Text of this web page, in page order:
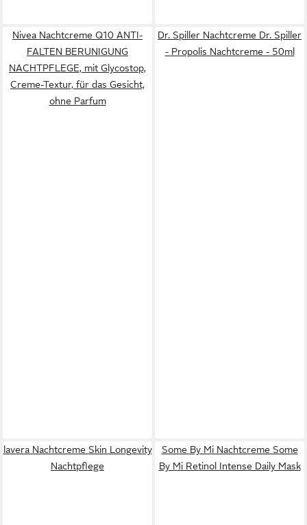
Nivea Nachtcreme Q10 ANTI-
FALTEN BERUNIGUNG
NACHTPFLEGE, mit Glycostop,
Creme-Textur, für das Gesicht,
ohne Parfum
Dr. Spiller Nachtcreme Dr. Spiller
- Propolis Nachtcreme - 50ml
lavera Nachtcreme Skin Longevity
Nachtpflege
Some By Mi Nachtcreme Some
By Mi Retinol Intense Daily Mask